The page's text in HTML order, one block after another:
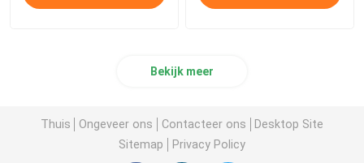
Bekijk meer
Thuis Ongeveer ons Contacteer ons
Desktop Site
Sitemap
Privacy Policy